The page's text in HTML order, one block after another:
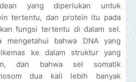
yang diperlukan untuk
tertentu, dan protein itu pada
fungsi tertentu di dalam sel.
mengetahui bahwa DNA yang
ke dalam struktur yang
dan bahwa sel somatik
dua kali lebih banyak